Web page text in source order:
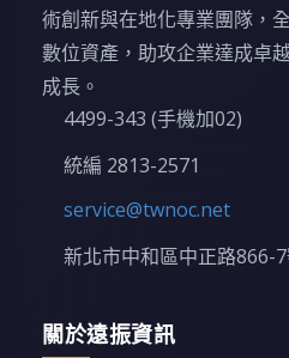
術創新與在地化專業團隊，
數位資產，助攻企業達成卓
成長。
4499-343 (手機加02)
統編 2813-2571
service@twnoc.net
新北市中和區中正路866-
關於遠振資訊